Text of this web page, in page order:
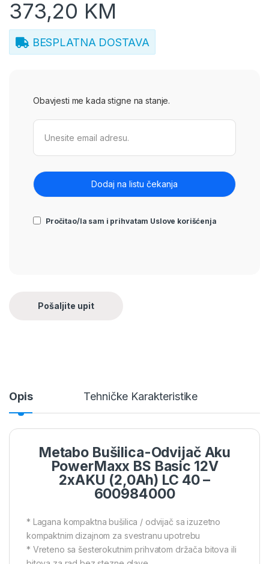
373,20 KM
BESPLATNA DOSTAVA
Obavjesti me kada stigne na stanje.
Pročitao/la sam i prihvatam Uslove korišćenja
Opis Tehničke Karakteristike
Metabo Bušilica-Odvijač Aku
PowerMaxx BS Basic 12V
2xAKU (2,0Ah) LC 40 –
600984000
* Lagana kompaktna bušilica / odvijač sa izuzetno
kompaktnim dizajnom za svestranu upotrebu
* Vreteno sa šesterokutnim prihvatom držača bitova ili